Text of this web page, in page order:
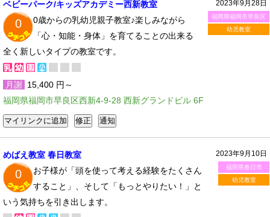
2023年9月28日
福岡県福岡市早良区
幼児教室
ベビーパーク/キッズアカデミー西新教室
0
0歳からの乳幼児親子教室♪楽しみながら
「心・知能・身体」を育てることの出来る
全く新しいタイプの教室です。
月謝 15,400 円～
福岡県福岡市早良区西新4-9-28 西新グランドビル 6F
2023年9月10日
福岡県春日市
幼児教室
めばえ教室 春日教室
0
お子様が「頭を使って考える経験をたくさん
すること」、そして「もっとやりたい！」と
いう気持ちを引き出します。